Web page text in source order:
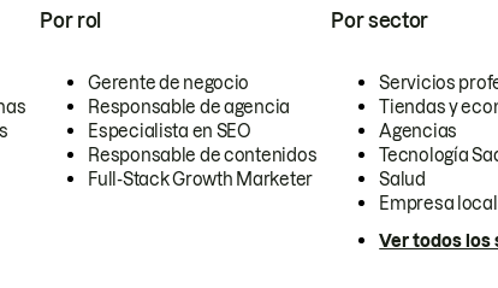
Por rol
Gerente de negocio
Responsable de agencia
Especialista en SEO
Responsable de contenidos
Full-Stack Growth Marketer
Por sector
Servicios
Tiendas y
Agencias
Tecnología
Salud
Empresa local
Ver todos los